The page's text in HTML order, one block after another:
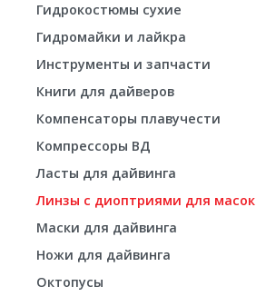
Гидрокостюмы сухие
Гидромайки и лайкра
Инструменты и запчасти
Книги для дайверов
Компенсаторы плавучести
Компрессоры ВД
Ласты для дайвинга
Линзы с диоптриями для масок
Маски для дайвинга
Ножи для дайвинга
Октопусы